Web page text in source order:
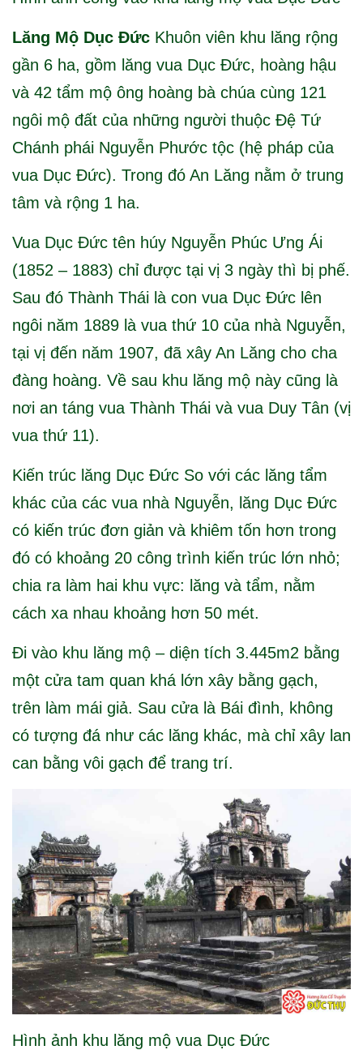
Lăng Mộ Dục Đức Khuôn viên khu lăng rộng
gần 6 ha, gồm lăng vua Dục Đức, hoàng hậu
và 42 tẩm mộ ông hoàng bà chúa cùng 121
ngôi mộ đất của những người thuộc Đệ Tứ
Chánh phái Nguyễn Phước tộc (hệ pháp của
vua Dục Đức). Trong đó An Lăng nằm ở trung
tâm và rộng 1 ha.
Vua Dục Đức tên húy Nguyễn Phúc Ưng Ái
(1852 – 1883) chỉ được tại vị 3 ngày thì bị phế.
Sau đó Thành Thái là con vua Dục Đức lên
ngôi năm 1889 là vua thứ 10 của nhà Nguyễn,
tại vị đến năm 1907, đã xây An Lăng cho cha
đàng hoàng. Về sau khu lăng mộ này cũng là
nơi an táng vua Thành Thái và vua Duy Tân (vị
vua thứ 11).
Kiến trúc lăng Dục Đức So với các lăng tẩm
khác của các vua nhà Nguyễn, lăng Dục Ðức
có kiến trúc đơn giản và khiêm tốn hơn trong
đó có khoảng 20 công trình kiến trúc lớn nhỏ;
chia ra làm hai khu vực: lăng và tẩm, nằm
cách xa nhau khoảng hơn 50 mét.
Đi vào khu lăng mộ – diện tích 3.445m2 bằng
một cửa tam quan khá lớn xây bằng gạch,
trên làm mái giả. Sau cửa là Bái đình, không
có tượng đá như các lăng khác, mà chỉ xây lan
can bằng vôi gạch để trang trí.
Hình ảnh khu lăng mộ vua Dục Đức